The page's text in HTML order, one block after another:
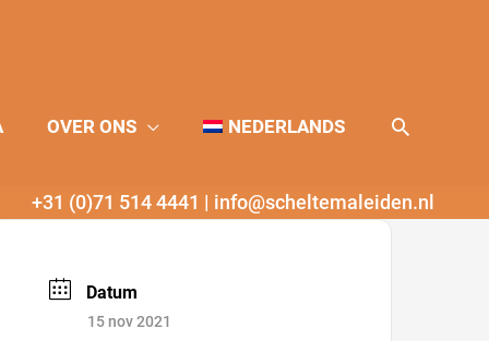
OVER ONS NEDERLANDS Zoeken
+31 (0)71 514 4441 | info@scheltemaleiden.nl
Datum
15 nov 2021